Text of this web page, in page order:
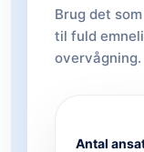
Brug det
til fuld
overvågning.
Antal